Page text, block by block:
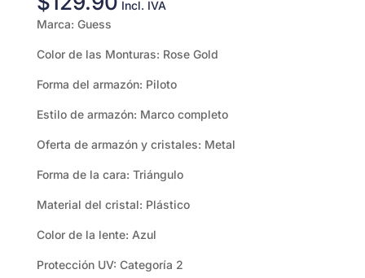
Incl. IVA
Marca: Guess
Color de las Monturas: Rose Gold
Forma del armazón: Piloto
Estilo de armazón: Marco completo
Oferta de armazón y cristales: Metal
Forma de la cara: Triángulo
Material del cristal: Plástico
Color de la lente: Azul
Protección UV: Categoría 2